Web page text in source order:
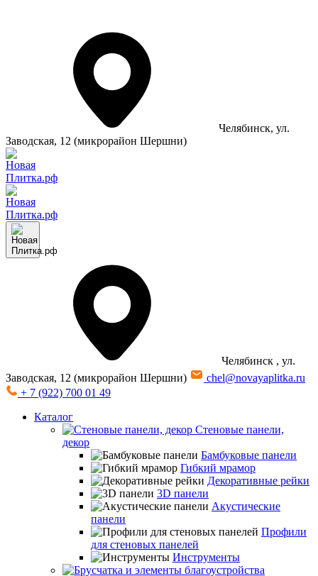
Челябинск, ул.
Заводская, 12 (микрорайон Шершни)
Челябинск , ул.
Заводская, 12 (микрорайон Шершни)
chel@novayaplitka.ru
+ 7 (922) 700 01 49
Каталог
Стеновые панели,
декор
Бамбуковые панели
Гибкий мрамор
Декоративные рейки
3D панели
Акустические
панели
Профили
для стеновых панелей
Инструменты